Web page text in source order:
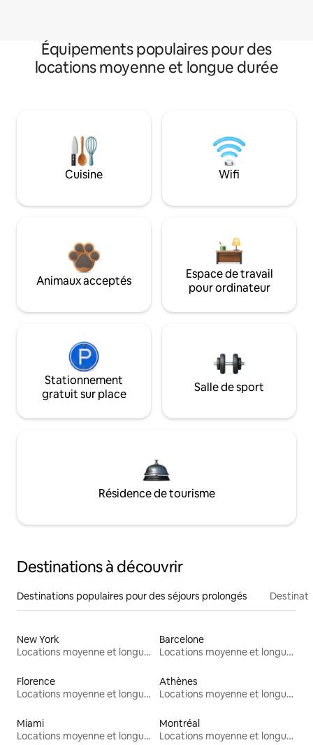
Équipements populaires pour des
locations moyenne et longue durée
Cuisine Wifi
Animaux acceptés
Espace de travail
pour ordinateur
Stationnement
gratuit sur place
Salle de sport
Résidence de tourisme
Destinations à découvrir
Destinations populaires pour des séjours prolongés
New York
Locations moyenne et longue durée
Barcelone
Locations moyenne et longue durée
Florence
Locations moyenne et longue durée
Athènes
Locations moyenne et longue durée
Miami
Locations moyenne et longue durée
Montréal
Locations moyenne et longue durée